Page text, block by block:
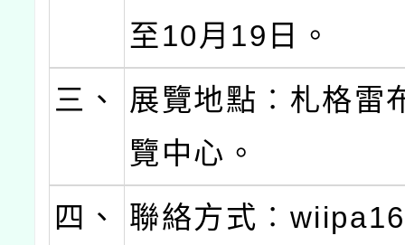
至10月19日。
三、
展覽地點︰札格雷
覽中心。
四、
聯絡方式